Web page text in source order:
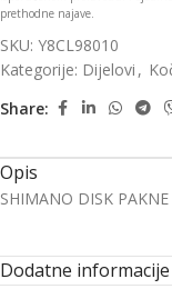
prethodne najave.
SKU: Y8CL98010
Kategorije: Dijelovi ,
Share:
Opis
SHIMANO DISK
Dodatne informacije